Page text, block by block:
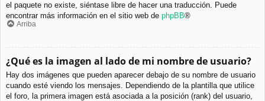
el paquete no existe, siéntase libre de hacer una traducción. Puede
encontrar más información en el sitio web de phpBB®
Arriba
¿Qué es la imagen al lado de mi nombre de usuario?
Hay dos imágenes que pueden aparecer debajo de su nombre de usuario
cuando esté viendo los mensajes. Dependiendo de la plantilla que utilice
el foro, la primera imagen está asociada a la posición (rank) del usuario,